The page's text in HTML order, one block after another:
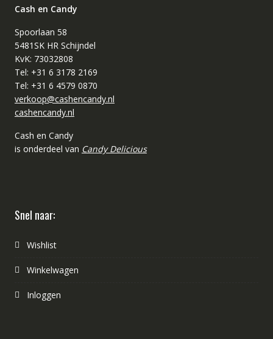
Cash en Candy
Spoorlaan 58
5481SK HR Schijndel
KvK: 73032808
Tel: +31 6 3178 2169
Tel: +31 6 4579 0870
verkoop@cashencandy.nl
cashencandy.nl
Cash en Candy
is onderdeel van Candy Delicious
Snel naar:
Wishlist
Winkelwagen
Inloggen